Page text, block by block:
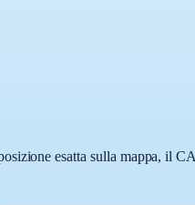
esatta sulla mappa, il